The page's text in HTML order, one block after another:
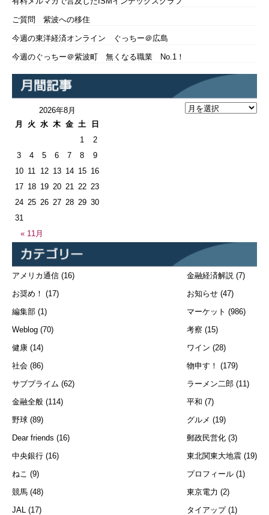
ご質問 紫波への移住
今週の東洋経済オンライン ぐっちー＠広島
今週のぐっちー＠紫波町 無くなる職業 No.1！
2026年8月
月
火 水 木 金 土 日
« 11月
1
2
3
4 5 6 7 8
9
10 11 12 13 14 15 16
17 18 19 20 21 22 23
24 25 26 27 28 29 30
31
アメリカ通信 (16)
お奨め！ (17)
編集部 (1)
Weblog (70)
健康 (14)
社会 (86)
サブプライム (62)
金融全般 (114)
野球 (89)
Dear friends (16)
中央銀行 (16)
ねこ (9)
競馬 (48)
JAL (17)
金融経済解説 (7)
お知らせ (47)
マーケット (986)
考察 (15)
ワイン (28)
物申す！ (179)
ラーメン二郎 (11)
平和 (7)
グルメ (19)
郵政民営化 (3)
東北関東大地震 (19)
プロフィール (1)
東京電力 (2)
タイアップ(1)